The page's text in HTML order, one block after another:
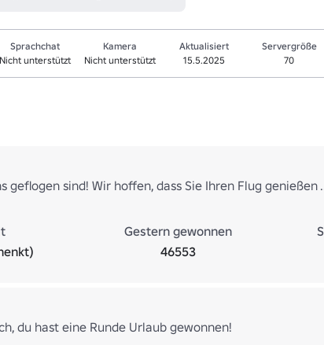
Sprachchat
Nicht unterstützt
Kamera
Nicht unterstützt
Aktualisiert
15.5.2025
Servergröße
70
geflogen sind! Wir hoffen, dass Sie Ihren Flug genießen
Gestern gewonnen
46553
du hast eine Runde Urlaub gewonnen!